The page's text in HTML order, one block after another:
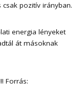
pozitív irányban.
energia lényeket
át másoknak
Forrás: